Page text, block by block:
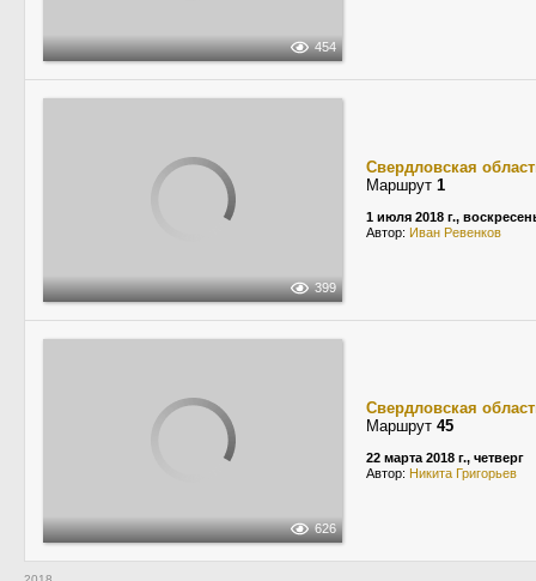
454
399
Свердловская
Маршрут 1
1 июля 2018 г.,
Автор: Иван Ревенков
626
Свердловская
Маршрут 45
22 марта 2018 г., четверг
Автор: Никита Григорьев